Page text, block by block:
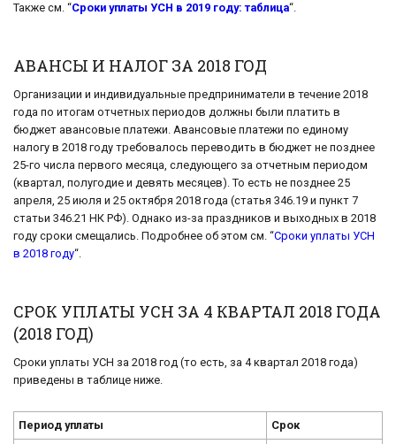
Также см. “Сроки уплаты УСН в 2019 году: таблица“.
АВАНСЫ И НАЛОГ ЗА 2018 ГОД
Организации и индивидуальные предприниматели в течение 2018
года по итогам отчетных периодов должны были платить в
бюджет авансовые платежи. Авансовые платежи по единому
налогу в 2018 году требовалось переводить в бюджет не позднее
25-го числа первого месяца, следующего за отчетным периодом
(квартал, полугодие и девять месяцев). То есть не позднее 25
апреля, 25 июля и 25 октября 2018 года (статья 346.19 и пункт 7
статьи 346.21 НК РФ). Однако из-за праздников и выходных в 2018
году сроки смещались. Подробнее об этом см. “Сроки уплаты УСН
в 2018 году“.
СРОК УПЛАТЫ УСН ЗА 4 КВАРТАЛ 2018 ГОДА
(2018 ГОД)
Сроки уплаты УСН за 2018 год (то есть, за 4 квартал 2018 года)
приведены в таблице ниже.
Период уплаты Срок